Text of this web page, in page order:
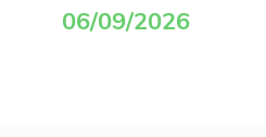
06/09/2026